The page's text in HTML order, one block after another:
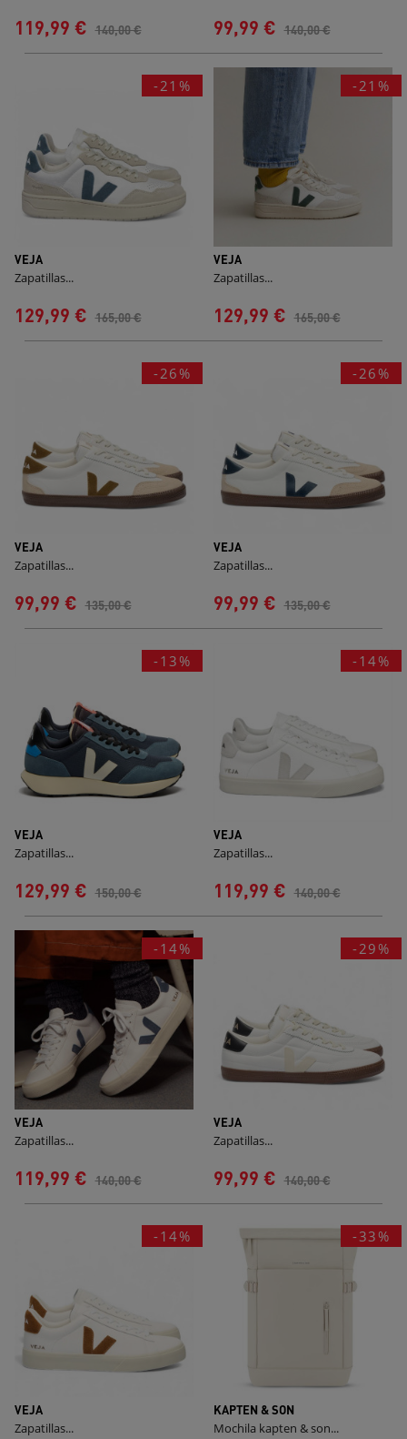
119,99 € 140,00 € 99,99 € 140,00 €
-21%
VEJA
Zapatillas...
129,99 € 165,00 €
-21%
VEJA
Zapatillas...
129,99 € 165,00 €
-26%
VEJA
Zapatillas...
99,99 € 135,00 €
-26%
VEJA
Zapatillas...
99,99 € 135,00 €
-13%
VEJA
Zapatillas...
129,99 € 150,00 €
-14%
VEJA
Zapatillas...
119,99 € 140,00 €
-14%
VEJA
Zapatillas...
119,99 € 140,00 €
-29%
VEJA
Zapatillas...
99,99 € 140,00 €
-14%
VEJA
Zapatillas...
-33%
KAPTEN & SON
Mochila kapten & son...